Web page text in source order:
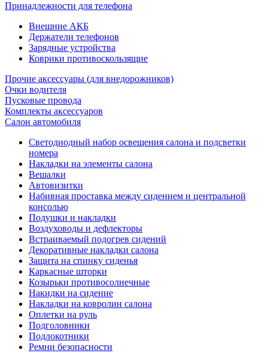
Принадлежности для телефона
Внешние АКБ
Держатели телефонов
Зарядные устройства
Коврики противоскользящие
Прочие аксессуары (для внедорожников)
Очки водителя
Пусковые провода
Комплекты аксессуаров
Салон автомобиля
Светодиодный набор освещения салона и подсветки
номера
Накладки на элементы салона
Вешалки
Автовизитки
Набивная проставка между сидением и центральной
консолью
Подушки и накладки
Воздуховоды и дефлекторы
Встраиваемый подогрев сидений
Декоративные накладки салона
Защита на спинку сиденья
Каркасные шторки
Козырьки противосолнечные
Накидки на сидение
Накладки на ковролин салона
Оплетки на руль
Подголовники
Подлокотники
Ремни безопасности